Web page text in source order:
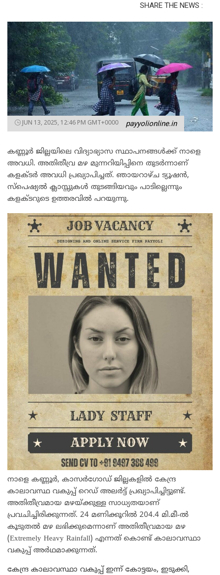
SHARE THE NEWS :
JUN 13, 2025, 12:46 PM GMT+0000 payyolionline.in
കണ്ണൂര്‍ ജില്ലയിലെ വിദ്യാഭ്യാസ സ്ഥാപനങ്ങള്‍ക്ക് നാളെ
അവധി. അതിതീവ്ര മഴ മുന്നറിയിപ്പിനെ തുടര്‍ന്നാണ്
കളക്ടര്‍ അവധി പ്രഖ്യാപിച്ചത്. ഞായറാഴ്ച ട്യൂഷന്‍,
സ്‌പെഷ്യല്‍ ക്ലാസ്സുകള്‍ തുടങ്ങിയവും പാടില്ലെന്നും
കളക്ടറുടെ ഉത്തരവിൽ പറയുന്നു.
നാളെ കണ്ണൂര്‍, കാസർഗോഡ് ജില്ലകളിൽ കേന്ദ്ര
കാലാവസ്ഥ വകുപ്പ് റെഡ് അലര്‍ട്ട് പ്രഖ്യാപിച്ചിട്ടുണ്ട്.
അതിതീവ്രമായ മഴയ്ക്കുള്ള സാധ്യതയാണ്
പ്രവചിച്ചിരിക്കുന്നത്. 24 മണിക്കൂറില്‍ 204.4 മി.മീ-ല്‍
കൂടുതല്‍ മഴ ലഭിക്കുമെന്നാണ് അതിതീവ്രമായ മഴ
(Extremely Heavy Rainfall) എന്നത് കൊണ്ട് കാലാവസ്ഥാ
വകുപ്പ് അര്‍ഥമാക്കുന്നത്.
കേന്ദ്ര കാലാവസ്ഥാ വകുപ്പ് ഇന്ന് കോട്ടയം, ഇടുക്കി,